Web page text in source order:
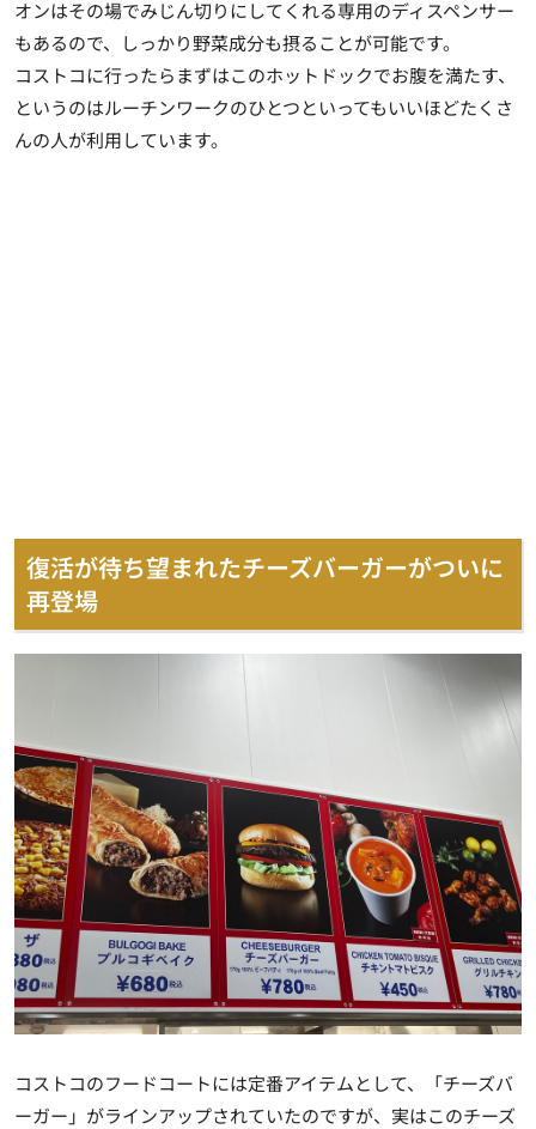
オンはその場でみじん切りにしてくれる専用のディスペンサー
もあるので、しっかり野菜成分も摂ることが可能です。
コストコに行ったらまずはこのホットドックでお腹を満たす、
というのはルーチンワークのひとつといってもいいほどたくさ
んの人が利用しています。
復活が待ち望まれたチーズバーガーがついに
再登場
コストコのフードコートには定番アイテムとして、「チーズバ
ーガー」がラインアップされていたのですが、実はこのチーズ